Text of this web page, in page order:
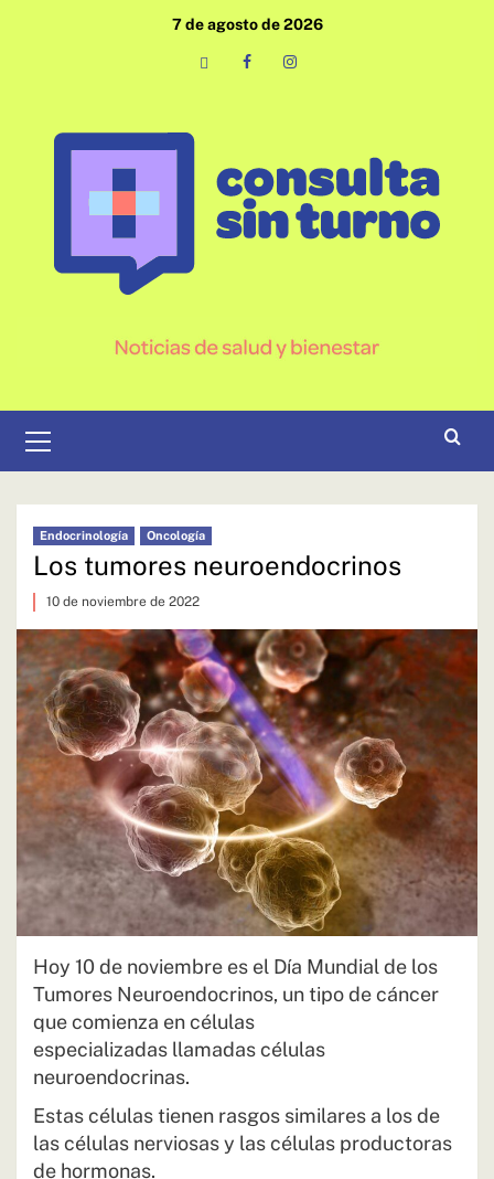
7 de agosto de 2026
primario
Endocrinología Oncología
Los tumores neuroendocrinos
10 de noviembre de 2022
Hoy 10 de noviembre es el Día Mundial de los
Tumores Neuroendocrinos, un tipo de cáncer
que comienza en células
especializadas llamadas células
neuroendocrinas.
Estas células tienen rasgos similares a los de
las células nerviosas y las células productoras
de hormonas.